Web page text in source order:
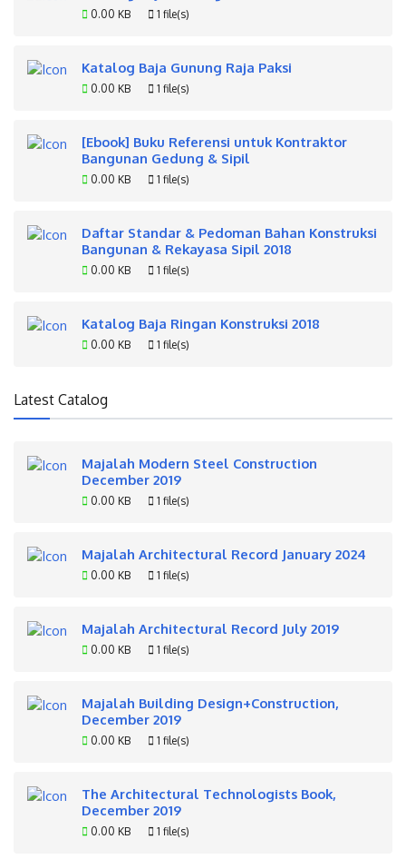
0.00 KB 1 file(s)
Katalog Baja Gunung Raja Paksi
0.00 KB 1 file(s)
[Ebook] Buku Referensi untuk Kontraktor
Bangunan Gedung & Sipil
0.00 KB 1 file(s)
Daftar Standar & Pedoman Bahan Konstruksi
Bangunan & Rekayasa Sipil 2018
0.00 KB 1 file(s)
Katalog Baja Ringan Konstruksi 2018
0.00 KB 1 file(s)
Latest Catalog
Majalah Modern Steel Construction
December 2019
0.00 KB 1 file(s)
Majalah Architectural Record January 2024
0.00 KB 1 file(s)
Majalah Architectural Record July 2019
0.00 KB 1 file(s)
Majalah Building Design+Construction,
December 2019
0.00 KB 1 file(s)
The Architectural Technologists Book,
December 2019
0.00 KB 1 file(s)